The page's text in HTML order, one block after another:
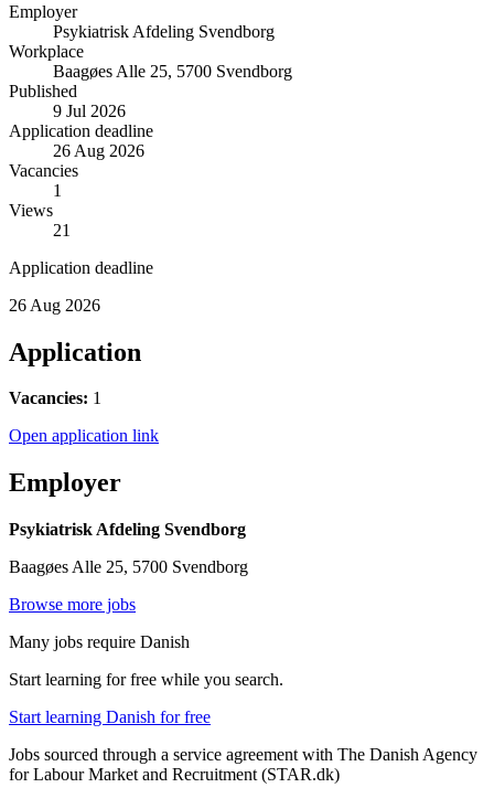
Employer
Psykiatrisk Afdeling Svendborg
Workplace
Baagøes Alle 25, 5700 Svendborg
Published
9 Jul 2026
Application deadline
26 Aug 2026
Vacancies
1
Views
21
Application deadline
26 Aug 2026
Application
Vacancies: 1
Open application link
Employer
Psykiatrisk Afdeling Svendborg
Baagøes Alle 25, 5700 Svendborg
Browse more jobs
Many jobs require Danish
Start learning for free while you search.
Start learning Danish for free
Jobs sourced through a service agreement with The Danish Agency
for Labour Market and Recruitment (STAR.dk)